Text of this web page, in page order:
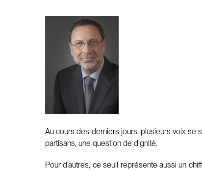
Au cours des derniers jours, plusieurs voix se
partisans, une question de dignité.
Pour d’autres, ce seuil représente aussi un